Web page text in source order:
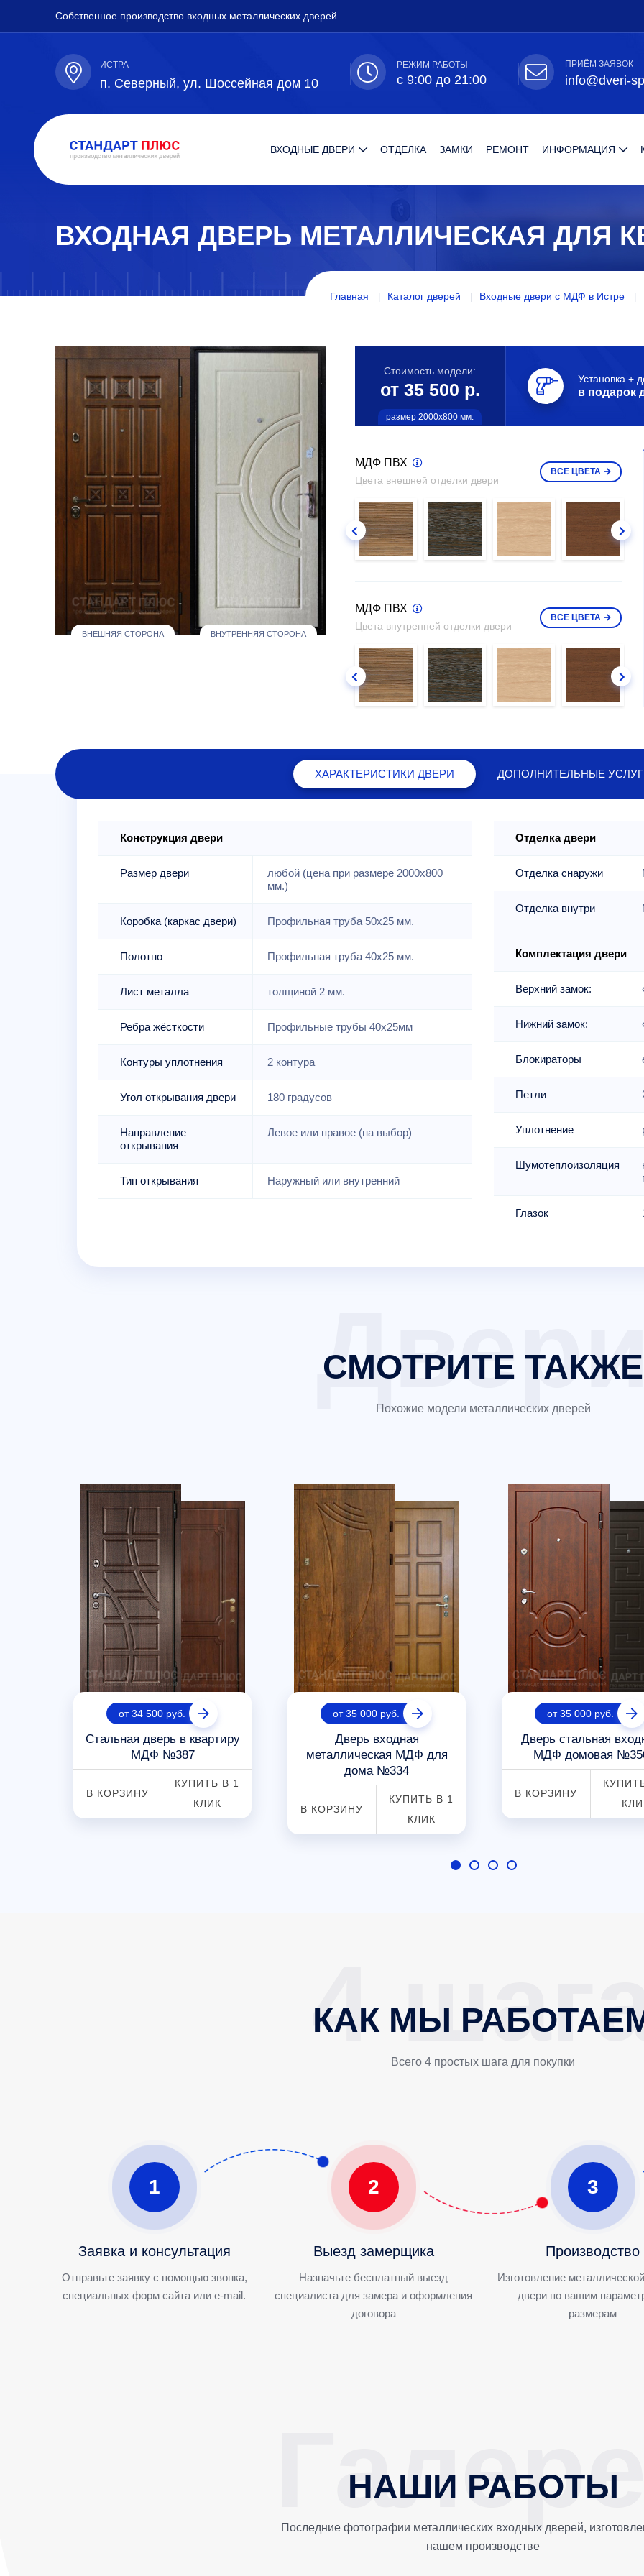
Собственное производство входных металлических дверей
ИСТРА
п. Северный, ул. Шоссейная дом 10
РЕЖИМ РАБОТЫ
с 9:00 до 21:00
ПРИЁМ ЗАЯВОК
info@dveri-
ВХОДНЫЕ ДВЕРИ ОТДЕЛКА ЗАМКИ РЕМОНТ ИНФОРМАЦИЯ
ВХОДНАЯ ДВЕРЬ МЕТАЛЛИЧЕСКАЯ ДЛЯ
Главная Каталог дверей Входные двери с МДФ в Истре
ВНЕШНЯЯ СТОРОНА ВНУТРЕННЯЯ СТОРОНА
Стоимость модели:
от 35 500 р.
размер 2000х800 мм.
Установка +
в подарок
МДФ ПВХ
Цвета внешней отделки двери
ВСЕ ЦВЕТА
МДФ ПВХ
Цвета внутренней отделки двери
ВСЕ ЦВЕТА
ХАРАКТЕРИСТИКИ ДВЕРИ ДОПОЛНИТЕЛЬНЫЕ
Конструкция двери
Размер двери
любой (цена при размере 2000x800
мм.)
Коробка (каркас двери) Профильная труба 50х25 мм.
Полотно Профильная труба 40х25 мм.
Лист металла толщиной 2 мм.
Ребра жёсткости Профильные трубы 40х25мм
Контуры уплотнения 2 контура
Угол открывания двери 180 градусов
Направление
открывания
Левое или правое (на выбор)
Тип открывания Наружный или внутренний
Отделка двери
Отделка снаружи
Отделка внутри
Комплектация двери
Верхний замок:
Нижний замок:
Блокираторы
Петли
Уплотнение
Шумотеплоизоляция
Глазок
СМОТРИТЕ ТАКЖЕ
Похожие модели металлических дверей
от 34 500 руб.
Стальная дверь в квартиру
МДФ №387
В КОРЗИНУ
КУПИТЬ В 1
КЛИК
от 35 000 руб.
Дверь входная
металлическая МДФ для
дома №334
В КОРЗИНУ
КУПИТЬ В 1
КЛИК
от 35 000 руб.
Дверь стальная
МДФ домовая
В КОРЗИНУ
КАК МЫ
Всего 4 простых шага для покупки
1
Заявка и консультация
Отправьте заявку с помощью звонка,
специальных форм сайта или e-mail.
2
Выезд замерщика
Назначьте бесплатный выезд
специалиста для замера и оформления
договора
3
Производство
Изготовление
двери по вашим
размерам
НАШИ РАБОТЫ
Последние фотографии металлических входных дверей,
нашем производстве